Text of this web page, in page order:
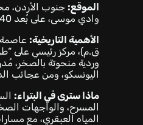
الموقع: جنوب الأردن،
وادي موسى، على بُعد 240 كم جنوب عمّان.
الأهمية التاريخية:
ق.م)، مركز رئيسي على
وردية منحوتة بالصخر،
اليونسكو، ومن عجائب
ماذا سترى في البتراء:
المسرح، والواجهات
المياه العبقري، مع